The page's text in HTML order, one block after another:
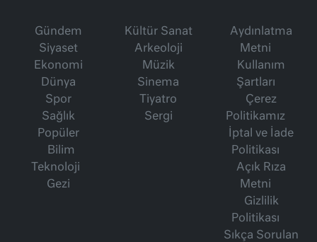
Gündem
Siyaset
Ekonomi
Dünya
Spor
Sağlık
Popüler
Bilim
Teknoloji
Gezi
Kültür Sanat
Arkeoloji
Müzik
Sinema
Tiyatro
Sergi
Aydınlatma
Metni
Kullanım
Şartları
Çerez
Politikamız
İptal ve İade
Politikası
Açık Rıza
Metni
Gizlilik
Politikası
Sıkça Sorulan